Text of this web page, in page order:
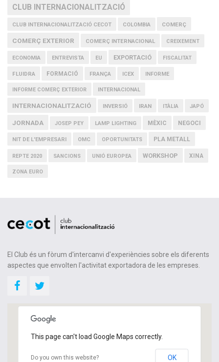
CLUB INTERNACIONALITZACIÓ
CLUB INTERNACIONALITZACIÓ CECOT COLOMBIA COMERÇ
COMERÇ EXTERIOR COMERÇ INTERNACIONAL CREIXEMENT
ECONOMIA ENTREVISTA EU EXPORTACIÓ FISCALITAT
FLUIDRA FORMACIÓ FRANÇA ICEX INFORME
INFORME COMERÇ EXTERIOR INTERNACIONAL
INTERNACIONALITZACIÓ INVERSIÓ IRAN ITÀLIA JAPÓ
JORNADA JOSEP PEY LAMP LIGHTING MÈXIC NEGOCI
NIT DE L'EMPRESARI OMC OPORTUNITATS PLA METALL
REPTE 2020 SANCIONS UNIÓ EUROPEA WORKSHOP XINA
ZONA EURO
El Club és un fòrum d'intercanvi d'experiències sobre els diferents
aspectes que envolten l'activitat exportadora de les empreses.
This page can't load Google Maps correctly.
Do you own this website? OK